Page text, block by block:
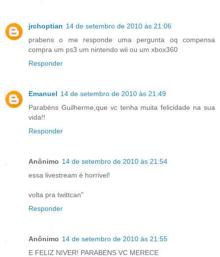
jrchoptian 14 de setembro de 2010 às 21:06
prabens o me responde uma pergunta oq compensa
compra um ps3 um nintendo wii ou um xbox360
Responder
Emanuel 14 de setembro de 2010 às 21:49
Parabéns Guilherme,que vc tenha muita felicidade na sua
vida!!
Responder
Anônimo 14 de setembro de 2010 às 21:54
essa livestream é horrivel!
volta pra twittcan"
Responder
Anônimo 14 de setembro de 2010 às 21:55
E FELIZ NIVER! PARABENS VC MERECE